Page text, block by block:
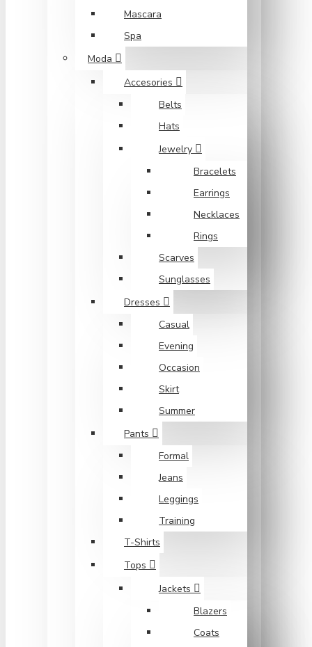
Mascara
Spa
Moda
Accesories
Belts
Hats
Jewelry
Bracelets
Earrings
Necklaces
Rings
Scarves
Sunglasses
Dresses
Casual
Evening
Occasion
Skirt
Summer
Pants
Formal
Jeans
Leggings
Training
T-Shirts
Tops
Jackets
Blazers
Coats